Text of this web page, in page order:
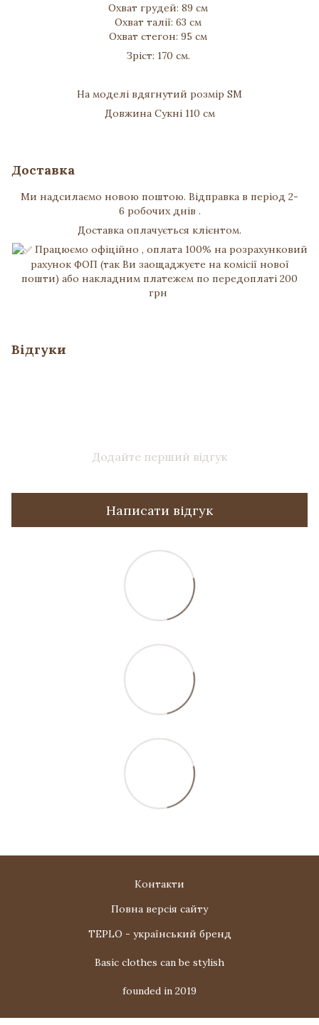
Охват грудей: 89 см
Охват талії: 63 см
Охват стегон: 95 см
Зріст: 170 см.
На моделі вдягнутий розмір SM
Довжина Сукні 110 см
Доставка
Ми надсилаємо новою поштою. Відправка в період 2-
6 робочих днів .
Доставка оплачується клієнтом.
Працюємо офіційно , оплата 100% на розрахунковий
рахунок ФОП (так Ви заощаджуєте на комісії нової
пошти) або накладним платежем по передоплаті 200
грн
Відгуки
Додайте перший відгук
Написати відгук
Контакти
Повна версія сайту
TEPLO - український бренд
Basic clothes can be stylish
founded in 2019